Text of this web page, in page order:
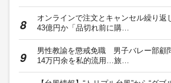
オンラインで注文とキャンセル繰り
43億円か「品切れ前に購…
男性教諭を懲戒免職 男子バレー部顧
14万円余を私的流用…旅…